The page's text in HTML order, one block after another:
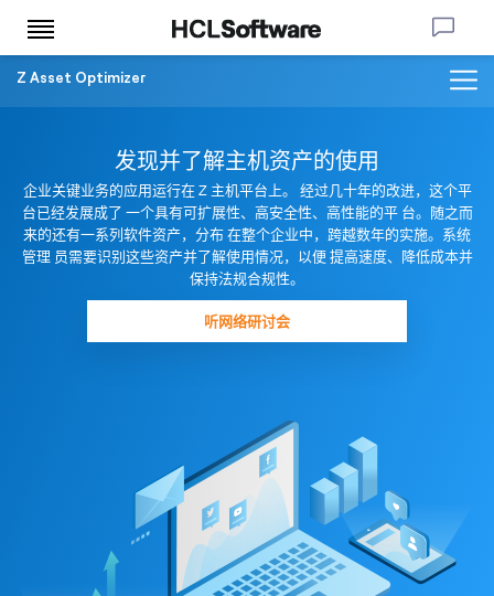
Z Asset Optimizer
发现并了解主机资产的使用
企业关键业务的应用运行在 Z 主机平台上。 经过几十年的改进，这个平
台已经发展成了 一个具有可扩展性、高安全性、高性能的平 台。随之而
来的还有一系列软件资产，分布 在整个企业中，跨越数年的实施。系统
管理 员需要识别这些资产并了解使用情况，以便 提高速度、降低成本并
保持法规合规性。
听网络研讨会